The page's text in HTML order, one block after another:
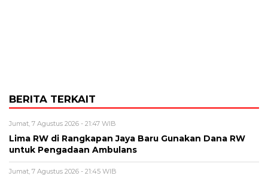
BERITA TERKAIT
Jumat, 7 Agustus 2026 - 21:47 WIB
Lima RW di Rangkapan Jaya Baru Gunakan Dana RW
untuk Pengadaan Ambulans
Jumat, 7 Agustus 2026 - 21:45 WIB